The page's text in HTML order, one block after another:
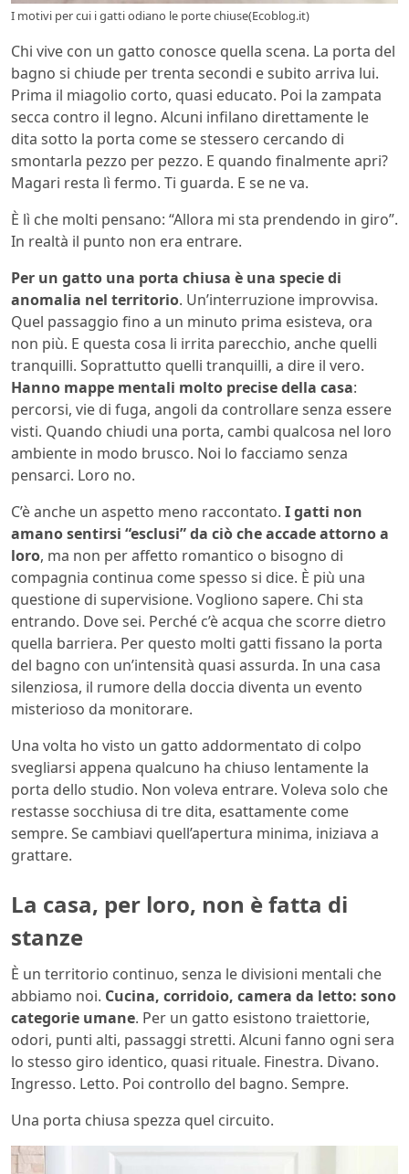
I motivi per cui i gatti odiano le porte chiuse(Ecoblog.it)
Chi vive con un gatto conosce quella scena. La porta del
bagno si chiude per trenta secondi e subito arriva lui.
Prima il miagolio corto, quasi educato. Poi la zampata
secca contro il legno. Alcuni infilano direttamente le
dita sotto la porta come se stessero cercando di
smontarla pezzo per pezzo. E quando finalmente apri?
Magari resta lì fermo. Ti guarda. E se ne va.
È lì che molti pensano: “Allora mi sta prendendo in giro”.
In realtà il punto non era entrare.
Per un gatto una porta chiusa è una specie di
anomalia nel territorio. Un’interruzione improvvisa.
Quel passaggio fino a un minuto prima esisteva, ora
non più. E questa cosa li irrita parecchio, anche quelli
tranquilli. Soprattutto quelli tranquilli, a dire il vero.
Hanno mappe mentali molto precise della casa:
percorsi, vie di fuga, angoli da controllare senza essere
visti. Quando chiudi una porta, cambi qualcosa nel loro
ambiente in modo brusco. Noi lo facciamo senza
pensarci. Loro no.
C’è anche un aspetto meno raccontato. I gatti non
amano sentirsi “esclusi” da ciò che accade attorno a
loro, ma non per affetto romantico o bisogno di
compagnia continua come spesso si dice. È più una
questione di supervisione. Vogliono sapere. Chi sta
entrando. Dove sei. Perché c’è acqua che scorre dietro
quella barriera. Per questo molti gatti fissano la porta
del bagno con un’intensità quasi assurda. In una casa
silenziosa, il rumore della doccia diventa un evento
misterioso da monitorare.
Una volta ho visto un gatto addormentato di colpo
svegliarsi appena qualcuno ha chiuso lentamente la
porta dello studio. Non voleva entrare. Voleva solo che
restasse socchiusa di tre dita, esattamente come
sempre. Se cambiavi quell’apertura minima, iniziava a
grattare.
La casa, per loro, non è fatta di
stanze
È un territorio continuo, senza le divisioni mentali che
abbiamo noi. Cucina, corridoio, camera da letto: sono
categorie umane. Per un gatto esistono traiettorie,
odori, punti alti, passaggi stretti. Alcuni fanno ogni sera
lo stesso giro identico, quasi rituale. Finestra. Divano.
Ingresso. Letto. Poi controllo del bagno. Sempre.
Una porta chiusa spezza quel circuito.